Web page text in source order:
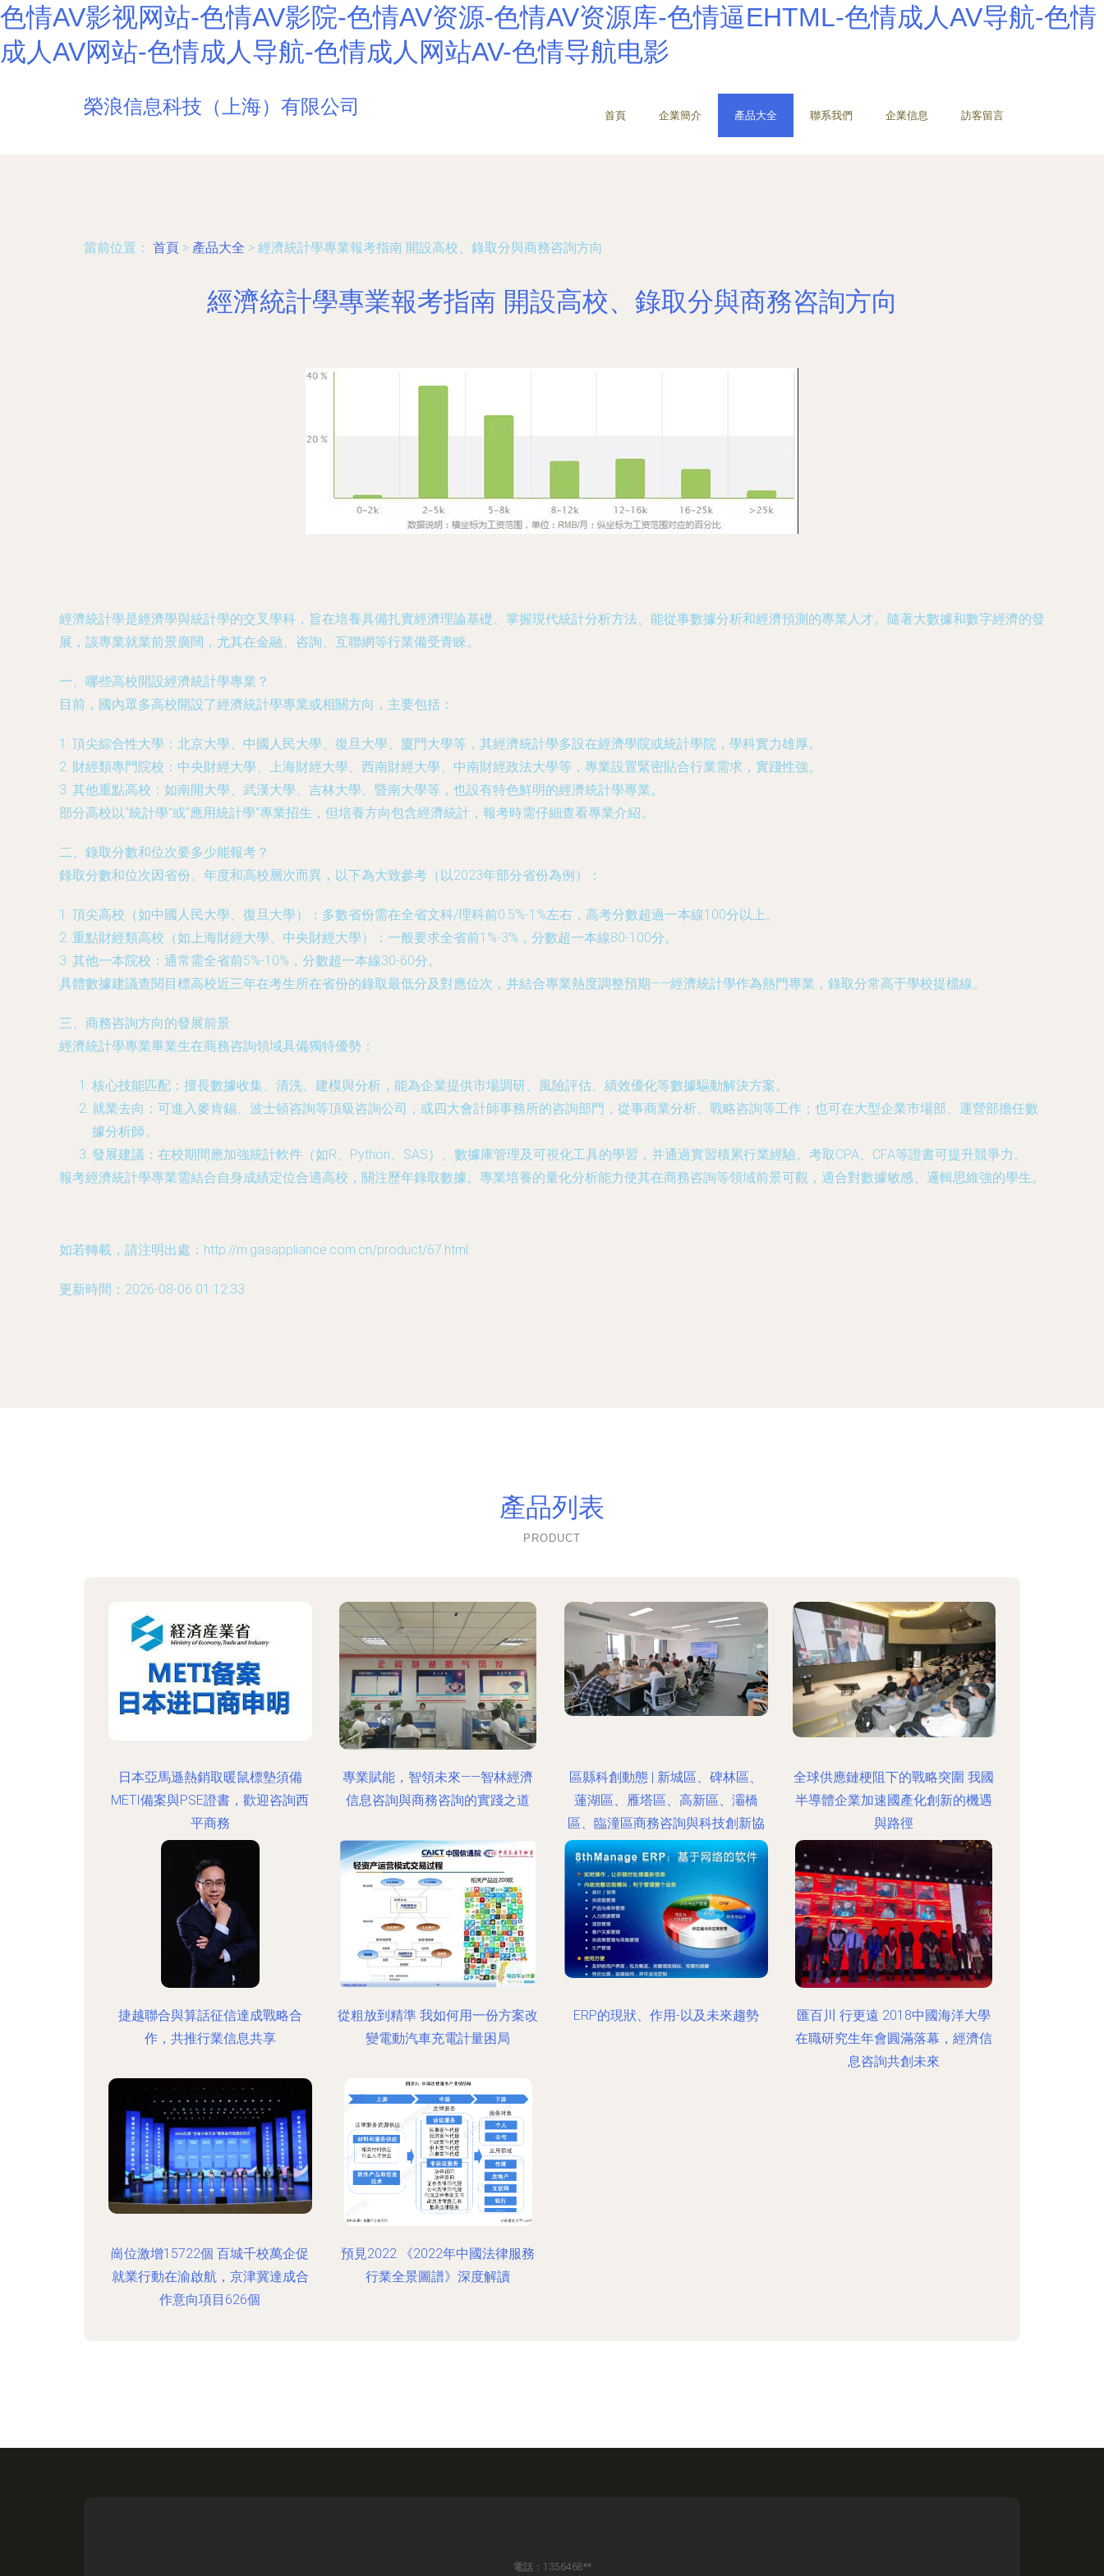
色情AV影视网站-色情AV影院-色情AV资源-色情AV资源库-色情逼EHTML-色情成人AV导航-色情
成人AV网站-色情成人导航-色情成人网站AV-色情导航电影
榮浪信息科技（上海）有限公司 首頁 企業簡介 產品大全 聯系我們 企業信息 訪客留言
當前位置： 首頁 > 產品大全 > 經濟統計學專業報考指南 開設高校、錄取分與商務咨詢方向
經濟統計學專業報考指南 開設高校、錄取分與商務咨詢方向
經濟統計學是經濟學與統計學的交叉學科，旨在培養具備扎實經濟理論基礎、掌握現代統計分析方法、能從事數據分析和經濟預測的專業人才。隨著大數據和數字經濟的發
展，該專業就業前景廣闊，尤其在金融、咨詢、互聯網等行業備受青睞。
一、哪些高校開設經濟統計學專業？
目前，國內眾多高校開設了經濟統計學專業或相關方向，主要包括：
1. 頂尖綜合性大學：北京大學、中國人民大學、復旦大學、廈門大學等，其經濟統計學多設在經濟學院或統計學院，學科實力雄厚。
2. 財經類專門院校：中央財經大學、上海財經大學、西南財經大學、中南財經政法大學等，專業設置緊密貼合行業需求，實踐性強。
3. 其他重點高校：如南開大學、武漢大學、吉林大學、暨南大學等，也設有特色鮮明的經濟統計學專業。
部分高校以“統計學”或“應用統計學”專業招生，但培養方向包含經濟統計，報考時需仔細查看專業介紹。
二、錄取分數和位次要多少能報考？
錄取分數和位次因省份、年度和高校層次而異，以下為大致參考（以2023年部分省份為例）：
1. 頂尖高校（如中國人民大學、復旦大學）：多數省份需在全省文科/理科前0.5%-1%左右，高考分數超過一本線100分以上。
2. 重點財經類高校（如上海財經大學、中央財經大學）：一般要求全省前1%-3%，分數超一本線80-100分。
3. 其他一本院校：通常需全省前5%-10%，分數超一本線30-60分。
具體數據建議查閱目標高校近三年在考生所在省份的錄取最低分及對應位次，并結合專業熱度調整預期——經濟統計學作為熱門專業，錄取分常高于學校提檔線。
三、商務咨詢方向的發展前景
經濟統計學專業畢業生在商務咨詢領域具備獨特優勢：
核心技能匹配：擅長數據收集、清洗、建模與分析，能為企業提供市場調研、風險評估、績效優化等數據驅動解決方案。
就業去向：可進入麥肯錫、波士頓咨詢等頂級咨詢公司，或四大會計師事務所的咨詢部門，從事商業分析、戰略咨詢等工作；也可在大型企業市場部、運營部擔任數
據分析師。
發展建議：在校期間應加強統計軟件（如R、Python、SAS）、數據庫管理及可視化工具的學習，并通過實習積累行業經驗。考取CPA、CFA等證書可提升競爭力。
報考經濟統計學專業需結合自身成績定位合適高校，關注歷年錄取數據。專業培養的量化分析能力使其在商務咨詢等領域前景可觀，適合對數據敏感、邏輯思維強的學生。
如若轉載，請注明出處：http://m.gasappliance.com.cn/product/67.html
更新時間：2026-08-06 01:12:33
產品列表
PRODUCT
日本亞馬遜熱銷取暖鼠標墊須備
METI備案與PSE證書，歡迎咨詢西
平商務
專業賦能，智領未來——智林經濟
信息咨詢與商務咨詢的實踐之道
區縣科創動態 | 新城區、碑林區、
蓮湖區、雁塔區、高新區、灞橋
區、臨潼區商務咨詢與科技創新協
同發展
全球供應鏈梗阻下的戰略突圍 我國
半導體企業加速國產化創新的機遇
與路徑
捷越聯合與算話征信達成戰略合
作，共推行業信息共享
從粗放到精準 我如何用一份方案改
變電動汽車充電計量困局
ERP的現狀、作用-以及未來趨勢
匯百川 行更遠 2018中國海洋大學
在職研究生年會圓滿落幕，經濟信
息咨詢共創未來
崗位激增15722個 百城千校萬企促
就業行動在渝啟航，京津冀達成合
作意向項目626個
預見2022 《2022年中國法律服務
行業全景圖譜》深度解讀
電話：1356468**